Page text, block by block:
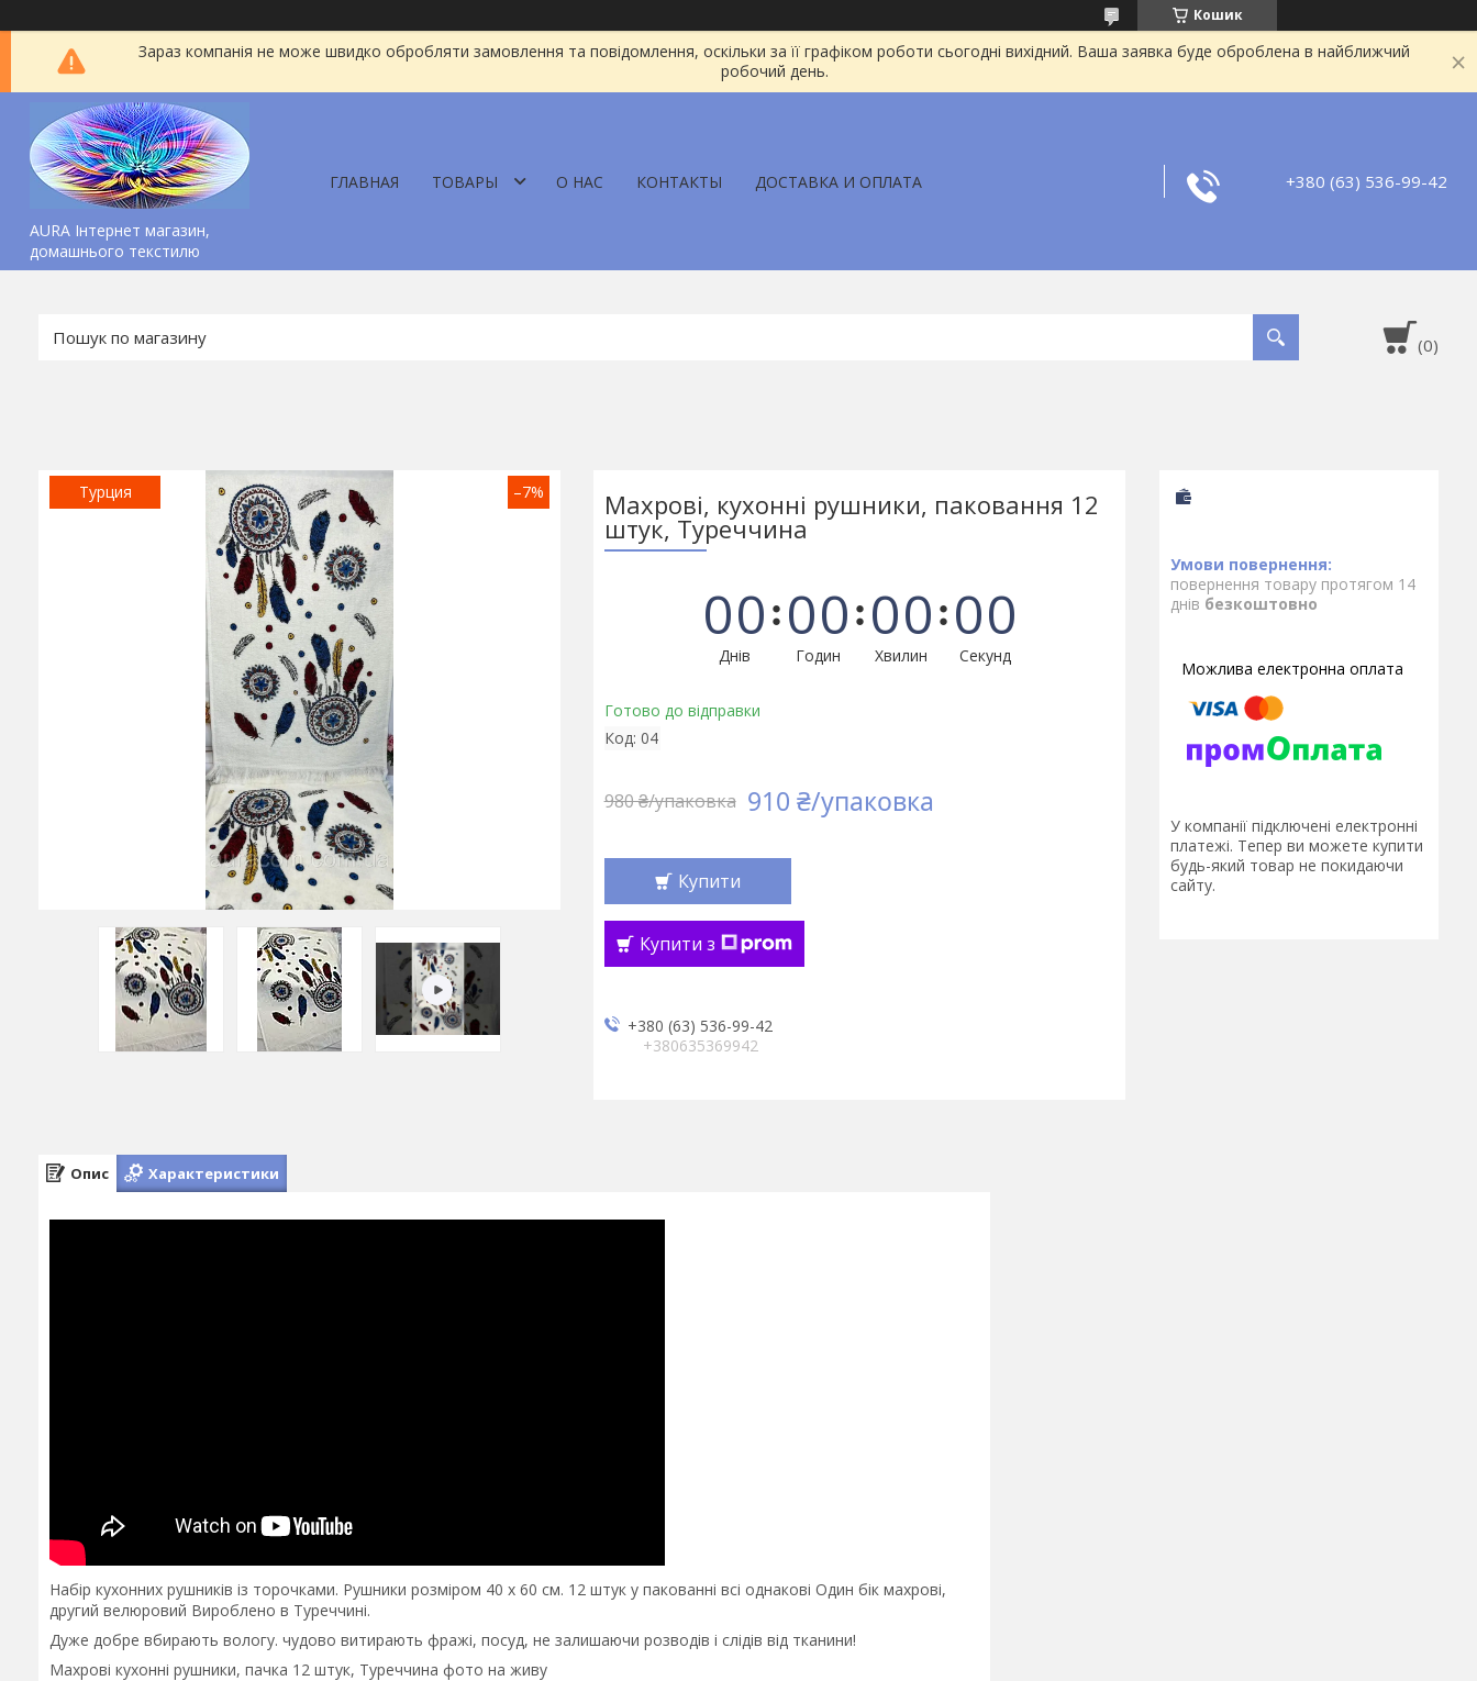
Кошик
Зараз компанія не може швидко обробляти замовлення та повідомлення, оскільки за її графіком роботи сьогодні вихідний. Ваша заявка буде оброблена в найближчий
робочий день.
AURA Інтернет магазин,
домашнього текстилю
ГЛАВНАЯ ТОВАРЫ О НАС КОНТАКТЫ ДОСТАВКА И ОПЛАТА +380 (63) 536-99-42
Турция –7% Махрові, кухонні рушники, паковання 12
штук, Туреччина
00
Днів
00
Годин
00
Хвилин
00
Секунд
Готово до відправки
Код: 04
980 ₴/упаковка 910 ₴/упаковка
Купити
Купити з
+380 (63) 536-99-42
+380635369942
повернення товару протягом 14
днів безкоштовно
У компанії підключені електронні
платежі. Тепер ви можете купити
будь-який товар не покидаючи
сайту.
Опис Характеристики
Набір кухонних рушників із торочками. Рушники розміром 40 х 60 см. 12 штук у пакованні всі однакові Один бік махрові,
другий велюровий Вироблено в Туреччині.
Дуже добре вбирають вологу. чудово витирають фражі, посуд, не залишаючи розводів і слідів від тканини!
Махрові кухонні рушники, пачка 12 штук, Туреччина фото на живу